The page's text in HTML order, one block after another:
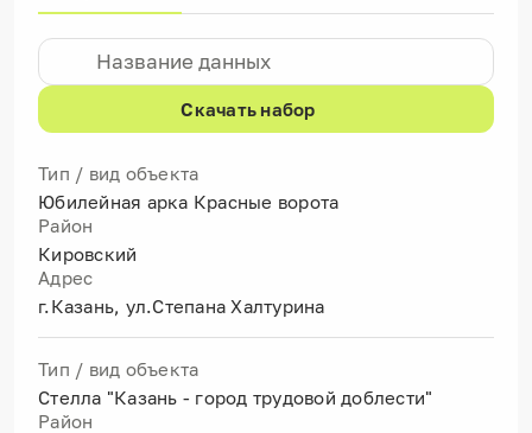
Скачать набор
Тип / вид объекта
Юбилейная арка Красные ворота
Район
Кировский
Адрес
г.Казань, ул.Степана Халтурина
Тип / вид объекта
Стелла "Казань - город трудовой доблести"
Район